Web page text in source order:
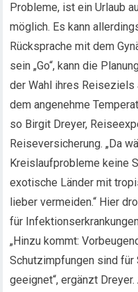
Probleme, ist ein Urlaub
möglich. Es kann
Rücksprache mit dem
sein „Go“, kann die
der Wahl ihres Reiseziels
dem angenehme
so Birgit Dreyer,
Reiseversicherung. „Da
Kreislaufprobleme keine
exotische Länder mit
lieber vermeiden.“ Hier
für
„Hinzu kommt:
Schutzimpfungen sind für
geeignet“, ergänzt